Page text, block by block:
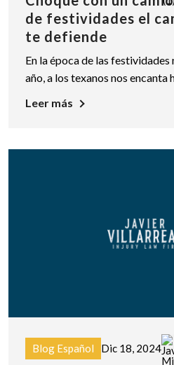
de festividades el
te defiende
En la época de las festividades
año, a los texanos nos encanta
Leer más
Blog Español Dic 18, 2024